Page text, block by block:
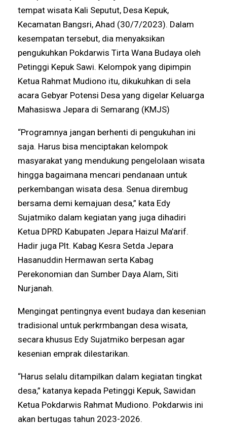
tempat wisata Kali Seputut, Desa Kepuk,
Kecamatan Bangsri, Ahad (30/7/2023). Dalam
kesempatan tersebut, dia menyaksikan
pengukuhkan Pokdarwis Tirta Wana Budaya oleh
Petinggi Kepuk Sawi. Kelompok yang dipimpin
Ketua Rahmat Mudiono itu, dikukuhkan di sela
acara Gebyar Potensi Desa yang digelar Keluarga
Mahasiswa Jepara di Semarang (KMJS)
“Programnya jangan berhenti di pengukuhan ini
saja. Harus bisa menciptakan kelompok
masyarakat yang mendukung pengelolaan wisata
hingga bagaimana mencari pendanaan untuk
perkembangan wisata desa. Senua dirembug
bersama demi kemajuan desa,” kata Edy
Sujatmiko dalam kegiatan yang juga dihadiri
Ketua DPRD Kabupaten Jepara Haizul Ma’arif.
Hadir juga Plt. Kabag Kesra Setda Jepara
Hasanuddin Hermawan serta Kabag
Perekonomian dan Sumber Daya Alam, Siti
Nurjanah.
Mengingat pentingnya event budaya dan kesenian
tradisional untuk perkrmbangan desa wisata,
secara khusus Edy Sujatmiko berpesan agar
kesenian emprak dilestarikan.
“Harus selalu ditampilkan dalam kegiatan tingkat
desa,” katanya kepada Petinggi Kepuk, Sawidan
Ketua Pokdarwis Rahmat Mudiono. Pokdarwis ini
akan bertugas tahun 2023-2026.